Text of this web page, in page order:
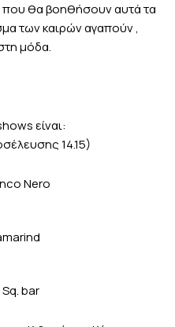
που θα βοηθήσουν αυτά τα
των καιρών αγαπούν ,
μόδα.
είναι:
14.15)
Nero
Sq. bar